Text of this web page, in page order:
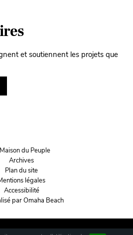
et soutiennent les projets que
du Peuple
Archives
Plan du site
légales
Accessibilité
par Omaha Beach